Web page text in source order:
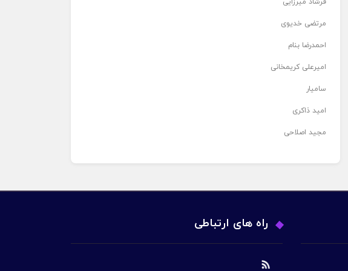
مرتضی خدیوی
احمدرضا بنام
امیرعلی کریمخانی
سامیار
امید ذاکری
مجید اصلاحی
راه های ارتباطی